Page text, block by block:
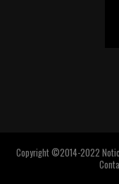
Copyright ©2014-2022